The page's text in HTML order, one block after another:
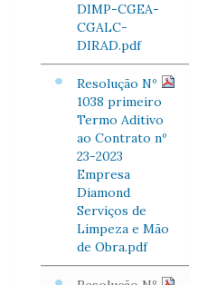
DIMP-CGEA-
CGALC-
DIRAD.pdf
Resolução Nº
1038 primeiro
Termo Aditivo
ao Contrato nº
23-2023
Empresa
Diamond
Serviços de
Limpeza e Mão
de Obra.pdf